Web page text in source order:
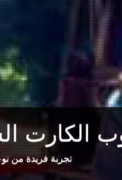
الكارت
تجربة فريدة من